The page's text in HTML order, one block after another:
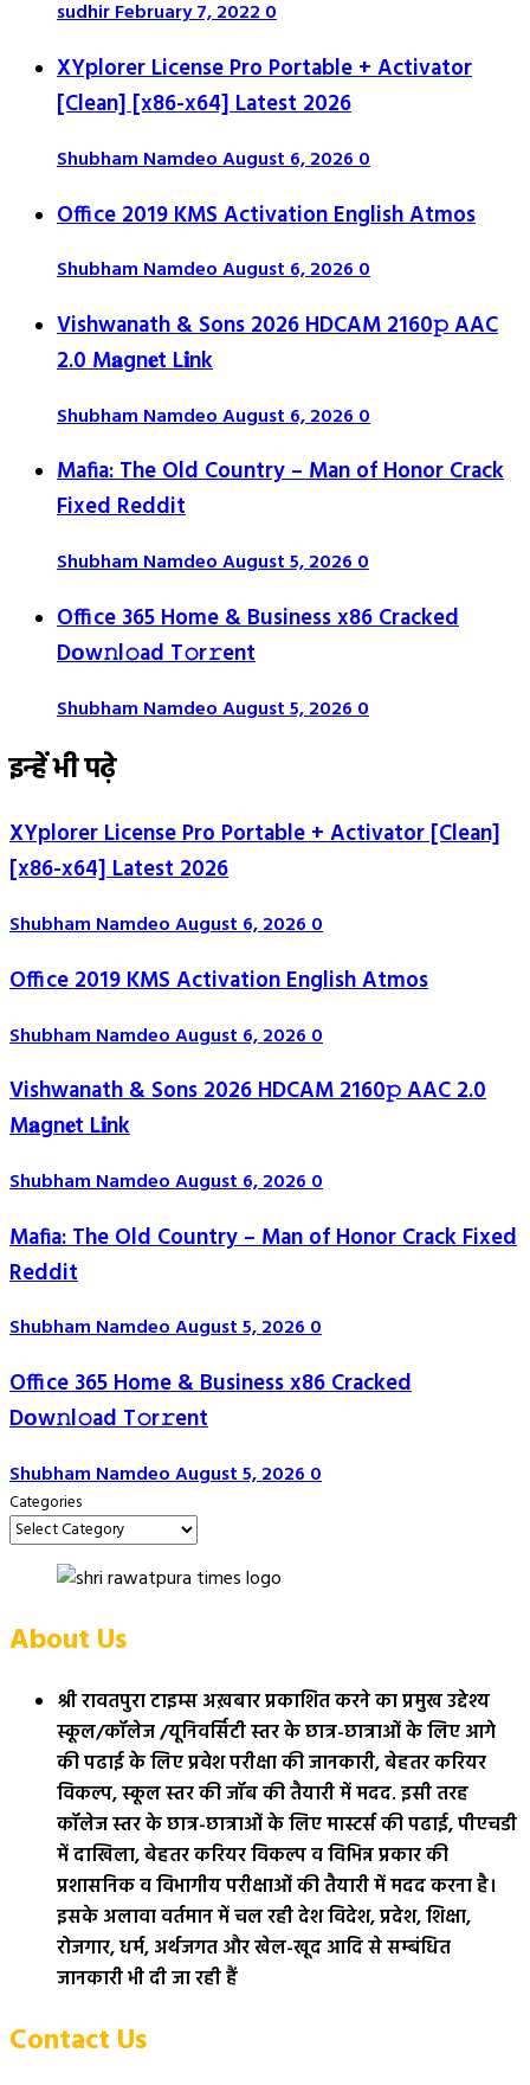
sudhirFebruary 7, 20220
XYplorer License Pro Portable + Activator
[Clean] [x86-x64] Latest 2026
Shubham NamdeoAugust 6, 20260
Office 2019 KMS Activation English Atmos
Shubham NamdeoAugust 6, 20260
Vishwanath & Sons 2026 HDCAM 2160𝚙 AAC
2.0 M𝐚gn𝐞t L𝐢nk
Shubham NamdeoAugust 6, 20260
Mafia: The Old Country – Man of Honor Crack
Fixed Reddit
Shubham NamdeoAugust 5, 20260
Office 365 Home & Business x86 Cracked
Dоw𝚗l𝚘ad T𝚘r𝚛ent
Shubham NamdeoAugust 5, 20260
इन्हें भी पढ़े
XYplorer License Pro Portable + Activator [Clean]
[x86-x64] Latest 2026
Shubham NamdeoAugust 6, 20260
Office 2019 KMS Activation English Atmos
Shubham NamdeoAugust 6, 20260
Vishwanath & Sons 2026 HDCAM 2160𝚙 AAC 2.0
M𝐚gn𝐞t L𝐢nk
Shubham NamdeoAugust 6, 20260
Mafia: The Old Country – Man of Honor Crack Fixed
Reddit
Shubham NamdeoAugust 5, 20260
Office 365 Home & Business x86 Cracked
Dоw𝚗l𝚘ad T𝚘r𝚛ent
Shubham NamdeoAugust 5, 20260
Categories
About Us
श्री रावतपुरा टाइम्स अख़बार प्रकाशित करने का प्रमुख उद्देश्य
स्कूल/कॉलेज /यूनिवर्सिटी स्तर के छात्र-छात्राओं के लिए आगे
की पढाई के लिए प्रवेश परीक्षा की जानकारी, बेहतर करियर
विकल्प, स्कूल स्तर की जॉब की तैयारी में मदद. इसी तरह
कॉलेज स्तर के छात्र-छात्राओं के लिए मास्टर्स की पढाई, पीएचडी
में दाखिला, बेहतर करियर विकल्प व विभिन्न प्रकार की
प्रशासनिक व विभागीय परीक्षाओं की तैयारी में मदद करना है।
इसके अलावा वर्तमान में चल रही देश विदेश, प्रदेश, शिक्षा,
रोजगार, धर्म, अर्थजगत और खेल-खूद आदि से सम्बंधित
जानकारी भी दी जा रही हैं
Contact Us